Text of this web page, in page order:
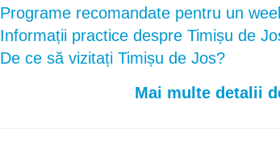
Programe recomandate pentru un
Informații practice despre Timișu de
De ce să vizitați Timișu de Jos?
Mai multe detalii